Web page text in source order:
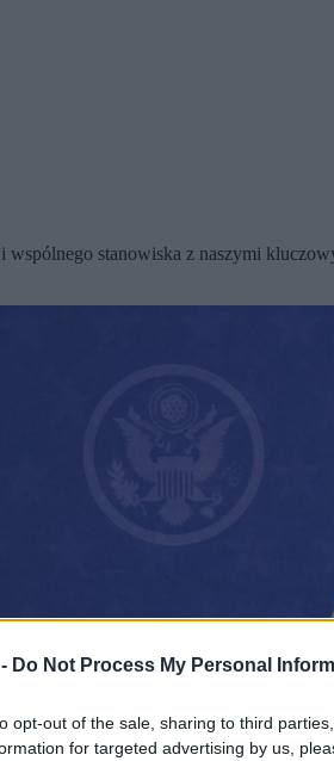
Do Not Process My Personal
opt-out of the sale, sharing to third
for targeted advertising by us,
stanowiska z naszymi